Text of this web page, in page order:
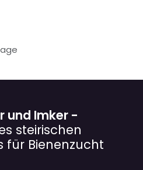
und Imker -
steirischen
für Bienenzucht